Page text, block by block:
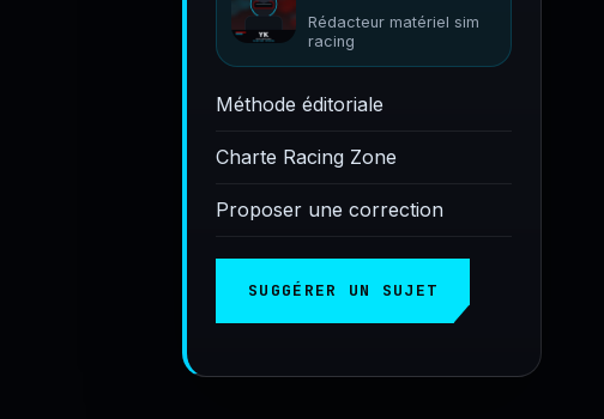
Rédacteur matériel sim
racing
Méthode éditoriale
Charte Racing Zone
Proposer une correction
SUGGÉRER UN SUJET